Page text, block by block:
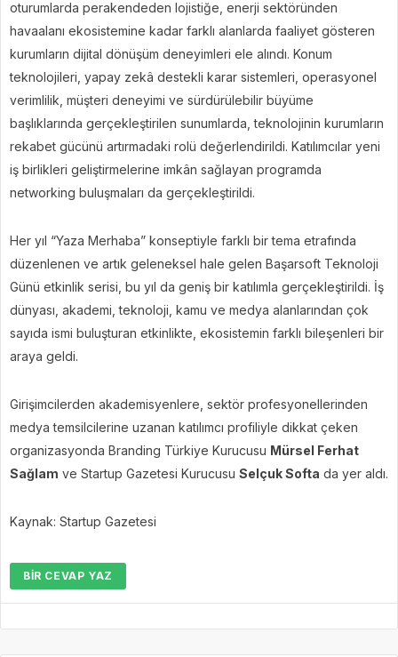
oturumlarda perakendeden lojistiğe, enerji sektöründen
havaalanı ekosistemine kadar farklı alanlarda faaliyet gösteren
kurumların dijital dönüşüm deneyimleri ele alındı. Konum
teknolojileri, yapay zekâ destekli karar sistemleri, operasyonel
verimlilik, müşteri deneyimi ve sürdürülebilir büyüme
başlıklarında gerçekleştirilen sunumlarda, teknolojinin kurumların
rekabet gücünü artırmadaki rolü değerlendirildi. Katılımcılar yeni
iş birlikleri geliştirmelerine imkân sağlayan programda
networking buluşmaları da gerçekleştirildi.
Her yıl “Yaza Merhaba” konseptiyle farklı bir tema etrafında
düzenlenen ve artık geleneksel hale gelen Başarsoft Teknoloji
Günü etkinlik serisi, bu yıl da geniş bir katılımla gerçekleştirildi. İş
dünyası, akademi, teknoloji, kamu ve medya alanlarından çok
sayıda ismi buluşturan etkinlikte, ekosistemin farklı bileşenleri bir
araya geldi.
Girişimcilerden akademisyenlere, sektör profesyonellerinden
medya temsilcilerine uzanan katılımcı profiliyle dikkat çeken
organizasyonda Branding Türkiye Kurucusu Mürsel Ferhat
Sağlam ve Startup Gazetesi Kurucusu Selçuk Softa da yer aldı.
Kaynak: Startup Gazetesi
BIR CEVAP YAZ